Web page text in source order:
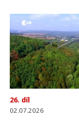
26. díl
02.07.2026